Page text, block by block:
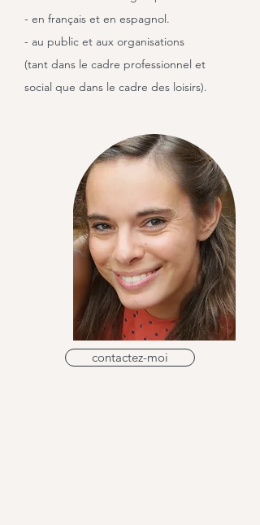
- en français et en espagnol.
- au public et aux organisations
(tant dans le cadre professionnel et
social que dans le cadre des loisirs).
contactez-moi